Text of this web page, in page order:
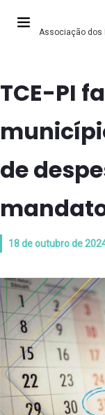
Associação dos
TCE-PI
de
18 de outubro de